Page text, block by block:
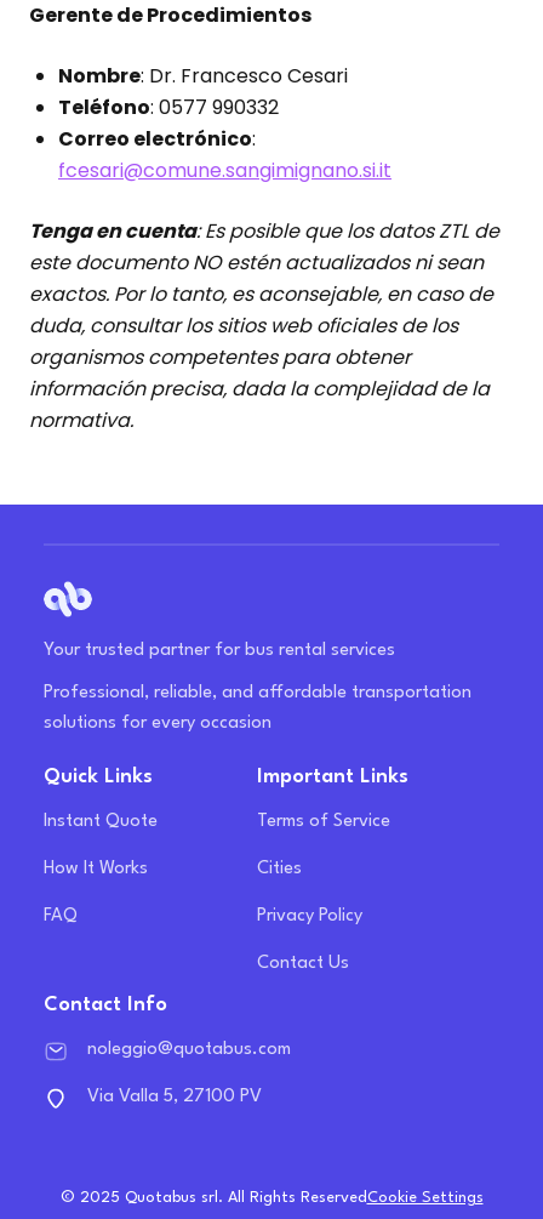
Gerente de Procedimientos
Nombre: Dr. Francesco Cesari
Teléfono: 0577 990332
Correo electrónico:
fcesari@comune.sangimignano.si.it
Tenga en cuenta: Es posible que los datos ZTL de
este documento NO estén actualizados ni sean
exactos. Por lo tanto, es aconsejable, en caso de
duda, consultar los sitios web oficiales de los
organismos competentes para obtener
información precisa, dada la complejidad de la
normativa.
Your trusted partner for bus rental services
Professional, reliable, and affordable transportation
solutions for every occasion
Quick Links
Instant Quote
How It Works
FAQ
Important Links
Terms of Service
Cities
Privacy Policy
Contact Us
Contact Info
noleggio@quotabus.com
Via Valla 5, 27100 PV
© 2025 Quotabus srl. All Rights ReservedCookie Settings